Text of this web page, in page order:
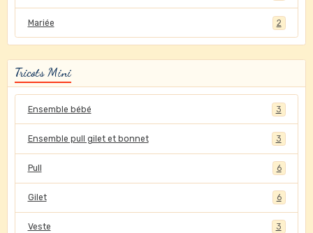
Mariée 2
Tricots Mini
Ensemble bébé 3
Ensemble pull gilet et bonnet 3
Pull 6
Gilet 6
Veste 3